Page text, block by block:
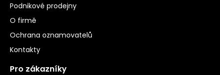
Podnikové prodejny
O firmě
Ochrana oznamovatelů
Kontakty
Pro zákazníky